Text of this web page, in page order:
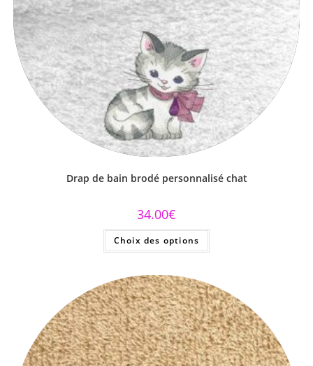
Drap de bain brodé personnalisé chat
34.00€
Choix des options